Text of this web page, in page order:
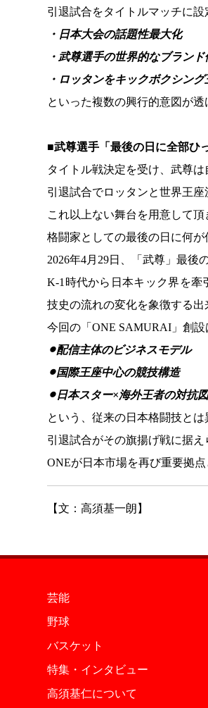
引退試合をタイトルマッチに
・日本大会の話題性最大化
・武尊選手の世界的なブラン
・ロッタンをキックボクシン
といった複数の興行的意図が透
■武尊選手「最後の日に全部ひ
タイトル戦決定を受け、武尊は
引退試合でロッタンと世界王座
これ以上ない舞台を用意して頂
格闘家としての最後の日に何が
2026年4月29日、「武尊」最後
K-1時代から日本キック界を牽
技史の流れの変化を象徴する出
今回の「ONE SAMURAI」創
⚫︎配信主体のビジネスモデル
⚫︎国際王座中心の競技構造
⚫︎日本スター×海外王者の対抗
という、従来の日本格闘技とは
引退試合がその旗揚げ戦に据え
ONEが日本市場を再び重要拠
【文：高須基一朗】
芸能
野球
バスケット
特集・インタビュー
高須基仁について